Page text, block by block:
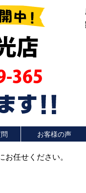
店
365
お客様の声